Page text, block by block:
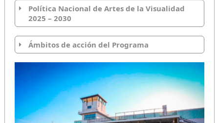
Política Nacional de Artes de la Visualidad
2025 – 2030
Ámbitos de acción del Programa